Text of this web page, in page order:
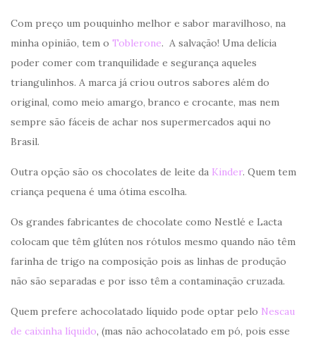
Com preço um pouquinho melhor e sabor maravilhoso, na
minha opinião, tem o Toblerone. A salvação! Uma delícia
poder comer com tranquilidade e segurança aqueles
triangulinhos. A marca já criou outros sabores além do
original, como meio amargo, branco e crocante, mas nem
sempre são fáceis de achar nos supermercados aqui no
Brasil.
Outra opção são os chocolates de leite da Kinder. Quem tem
criança pequena é uma ótima escolha.
Os grandes fabricantes de chocolate como Nestlé e Lacta
colocam que têm glúten nos rótulos mesmo quando não têm
farinha de trigo na composição pois as linhas de produção
não são separadas e por isso têm a contaminação cruzada.
Quem prefere achocolatado líquido pode optar pelo Nescau
de caixinha líquido, (mas não achocolatado em pó, pois esse